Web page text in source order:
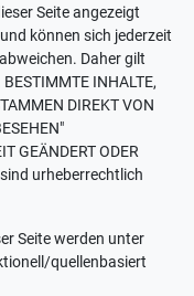
Seite angezeigt
können sich jederzeit
Daher gilt
INHALTE,
DIREKT VON
GEÄNDERT ODER
urheberrechtlich
Seite werden unter
quellenbasiert